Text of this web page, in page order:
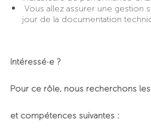
Vous allez assurer une gestion
jour de la documentation
Intéressé·e ?
Pour ce rôle, nous recherchons
et compétences suivantes :